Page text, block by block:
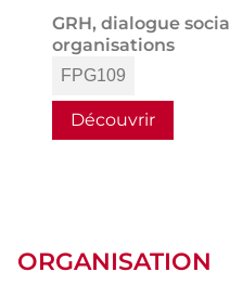
GRH, dialogue
organisations
FPG109
Découvrir
ORGANISATION